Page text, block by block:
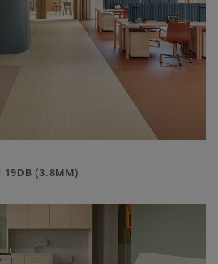
19DB (3.8MM)